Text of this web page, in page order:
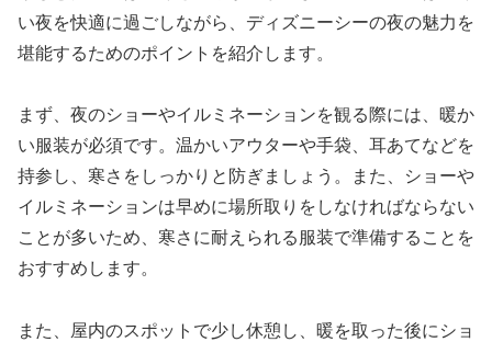
い夜を快適に過ごしながら、ディズニーシーの夜の魅力を
堪能するためのポイントを紹介します。
まず、夜のショーやイルミネーションを観る際には、暖か
い服装が必須です。温かいアウターや手袋、耳あてなどを
持参し、寒さをしっかりと防ぎましょう。また、ショーや
イルミネーションは早めに場所取りをしなければならない
ことが多いため、寒さに耐えられる服装で準備することを
おすすめします。
また、屋内のスポットで少し休憩し、暖を取った後にショ